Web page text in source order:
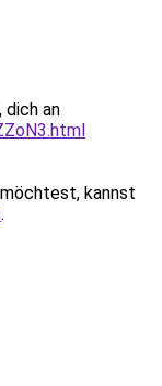
dich an
kannst
.